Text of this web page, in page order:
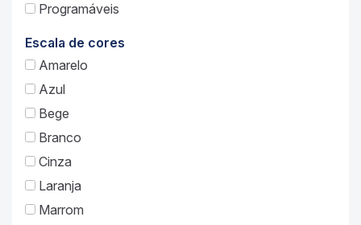
Programáveis
Escala de cores
Amarelo
Azul
Bege
Branco
Cinza
Laranja
Marrom